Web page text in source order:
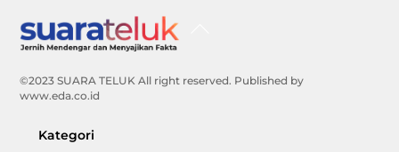
©2023 SUARA TELUK All right reserved. Published by
www.eda.co.id
Kategori